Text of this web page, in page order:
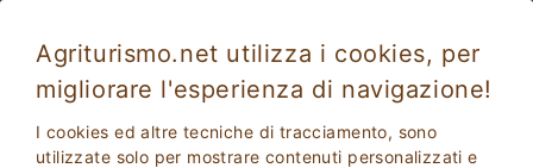
Agriturismo.net utilizza i cookies, per
migliorare l'esperienza di navigazione!
I cookies ed altre tecniche di tracciamento, sono
utilizzate solo per mostrare contenuti personalizzati e
Taglio di Po 4866
Camere in Villa
Eccellente
9.1